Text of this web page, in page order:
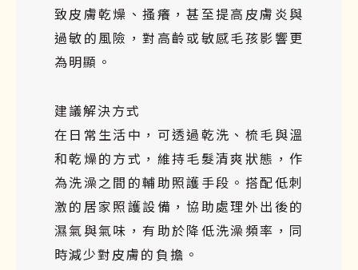
致皮膚乾燥、搔癢，甚至提高皮膚炎與
過敏的風險，對高齡或敏感毛孩影響更
為明顯。
建議解決方式
在日常生活中，可透過乾洗、梳毛與溫
和乾燥的方式，維持毛髮清爽狀態，作
為洗澡之間的輔助照護手段。搭配低刺
激的居家照護設備，協助處理外出後的
濕氣與氣味，有助於降低洗澡頻率，同
時減少對皮膚的負擔。